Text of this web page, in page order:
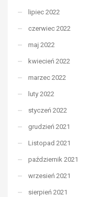
lipiec 2022
czerwiec 2022
maj 2022
kwiecień 2022
marzec 2022
luty 2022
styczeń 2022
grudzień 2021
Listopad 2021
październik 2021
wrzesień 2021
sierpień 2021